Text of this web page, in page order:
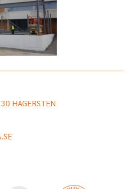
HÄGERSTEN